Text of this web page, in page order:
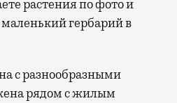
растения по фото и
гербарий в
с разнообразными
рядом с жилым